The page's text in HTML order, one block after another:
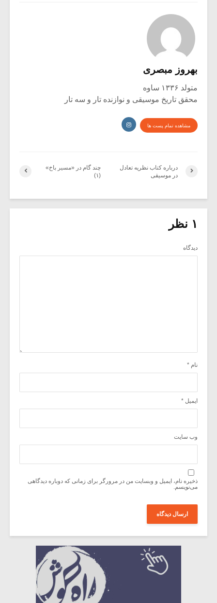
بهروز مبصری
متولد ۱۳۳۶ ساوه
محقق تاریخ موسیقی و نوازنده تار و سه تار
مشاهده تمام پست ها
چند گام در «مسیر باخ»
(۱)
درباره کتاب نظریه تعادل
در موسیقی
۱ نظر
دیدگاه
نام *
ایمیل *
وب‌ سایت
ذخیره نام، ایمیل و وبسایت من در مرورگر برای زمانی که دوباره دیدگاهی
می‌نویسم.